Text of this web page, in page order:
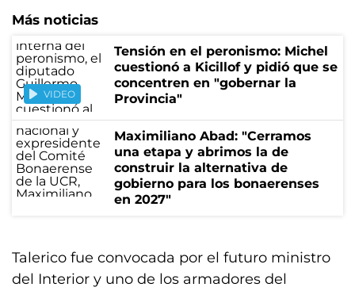
Más noticias
VIDEO
Tensión en el peronismo: Michel
cuestionó a Kicillof y pidió que se
concentren en "gobernar la
Provincia"
Maximiliano Abad: "Cerramos
una etapa y abrimos la de
construir la alternativa de
gobierno para los bonaerenses
en 2027"
Talerico fue convocada por el futuro ministro
del Interior y uno de los armadores del